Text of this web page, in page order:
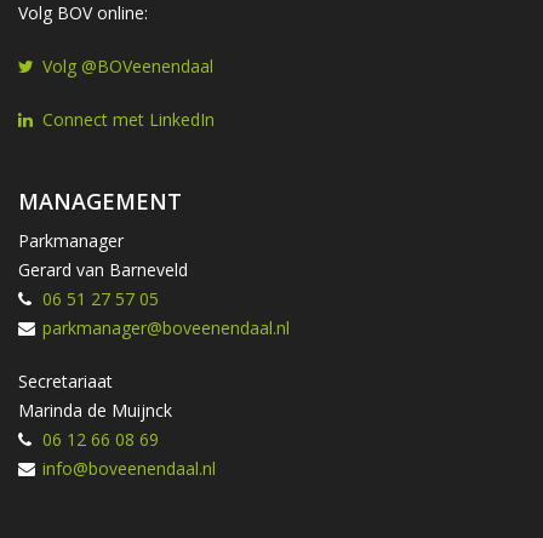
Volg BOV online:
Volg @BOVeenendaal
Connect met LinkedIn
MANAGEMENT
Parkmanager
Gerard van Barneveld
06 51 27 57 05
parkmanager@boveenendaal.nl
Secretariaat
Marinda de Muijnck
06 12 66 08 69
info@boveenendaal.nl